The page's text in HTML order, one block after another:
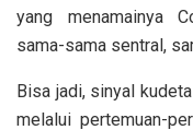
yang menamainya
sama-sama sentral,
Bisa jadi, sinyal
melalui pertemuan-